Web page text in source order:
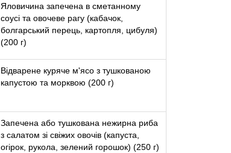
Яловичина запечена в сметанному
соусі та овочеве рагу (кабачок,
болгарський перець, картопля, цибуля)
(200 г)
Відварене куряче м'ясо з тушкованою
капустою та морквою (200 г)
Запечена або тушкована нежирна риба
з салатом зі свіжих овочів (капуста,
огірок, рукола, зелений горошок) (250 г)